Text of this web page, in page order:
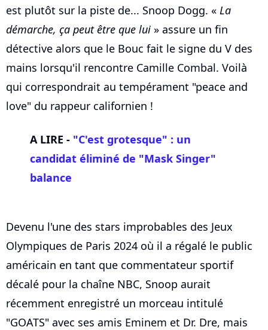
est plutôt sur la piste de... Snoop Dogg. « La
démarche, ça peut être que lui » assure un fin
détective alors que le Bouc fait le signe du V des
mains lorsqu'il rencontre Camille Combal. Voilà
qui correspondrait au tempérament "peace and
love" du rappeur californien !
A LIRE - "C'est grotesque" : un
candidat éliminé de "Mask Singer"
balance
Devenu l'une des stars improbables des Jeux
Olympiques de Paris 2024 où il a régalé le public
américain en tant que commentateur sportif
décalé pour la chaîne NBC, Snoop aurait
récemment enregistré un morceau intitulé
"GOATS" avec ses amis Eminem et Dr. Dre, mais